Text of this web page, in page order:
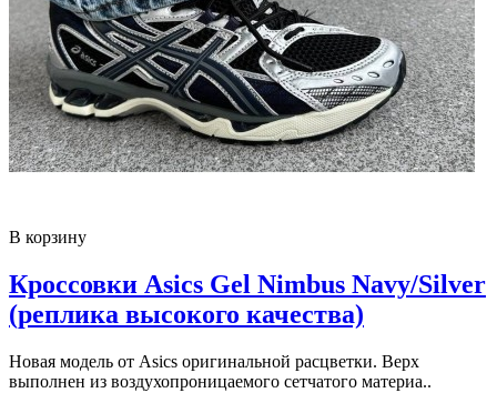
В корзину
Кроссовки Asics Gel Nimbus Navy/Silver
(реплика высокого качества)
Новая модель от Asics оригинальной расцветки. Верх
выполнен из воздухопроницаемого сетчатого материа..